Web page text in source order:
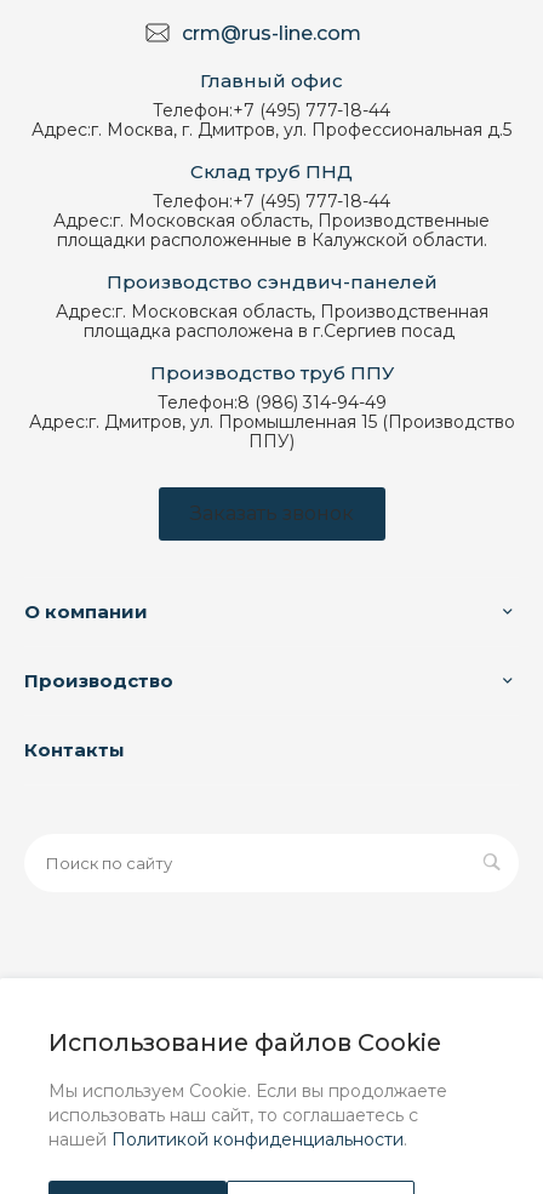
Использование файлов Cookie
Мы используем Cookie. Если вы продолжаете
использовать наш сайт, то соглашаетесь с
нашей Политикой конфиденциальности.
crm@rus-line.com
Главный офис
Телефон:+7 (495) 777-18-44
Адрес:г. Москва, г. Дмитров, ул. Профессиональная д.5
Склад труб ПНД
Телефон:+7 (495) 777-18-44
Адрес:г. Московская область, Производственные
площадки расположенные в Калужской области.
Производство сэндвич-панелей
Адрес:г. Московская область, Производственная
площадка расположена в г.Сергиев посад
Производство труб ППУ
Телефон:8 (986) 314-94-49
Адрес:г. Дмитров, ул. Промышленная 15 (Производство
ППУ)
Заказать звонок
О компании
Производство
Контакты
информационный характер и ни при каких условиях не
положениями Статьи 437 (2) ГК РФ.